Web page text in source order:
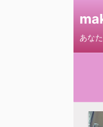
あな